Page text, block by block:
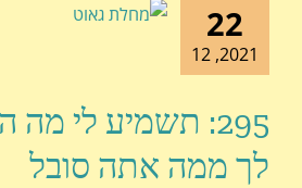
22
2021, 12
295: תשמיע לי מה
לך ממה אתה סובל